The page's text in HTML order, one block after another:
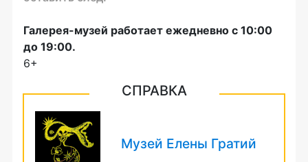
Галерея-музей работает ежедневно с 10:00
до 19:00.
6+
СПРАВКА
Музей Елены Гратий